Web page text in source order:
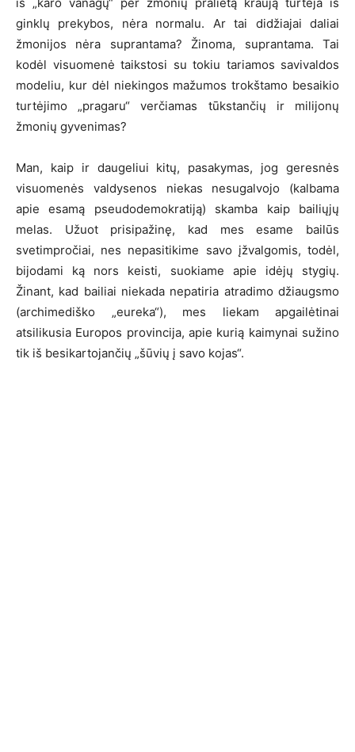
ginklų prekybos, nėra normalu. Ar tai didžiajai daliai
žmonijos nėra suprantama? Žinoma, suprantama. Tai
kodėl visuomenė taikstosi su tokiu tariamos savivaldos
modeliu, kur dėl niekingos mažumos trokštamo besaikio
turtėjimo „pragaru“ verčiamas tūkstančių ir milijonų
žmonių gyvenimas?
Man, kaip ir daugeliui kitų, pasakymas, jog geresnės
visuomenės valdysenos niekas nesugalvojo (kalbama
apie esamą pseudodemokratiją) skamba kaip bailiųjų
melas. Užuot prisipažinę, kad mes esame bailūs
svetimpročiai, nes nepasitikime savo įžvalgomis, todėl,
bijodami ką nors keisti, suokiame apie idėjų stygių.
Žinant, kad bailiai niekada nepatiria atradimo džiaugsmo
(archimediško „eureka“), mes liekam apgailėtinai
atsilikusia Europos provincija, apie kurią kaimynai sužino
tik iš besikartojančių „šūvių į savo kojas“.